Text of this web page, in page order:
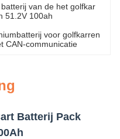
van de het golfkar
51.2V 100ah
voor golfkarren
CAN-communicatie
Batterij Pack